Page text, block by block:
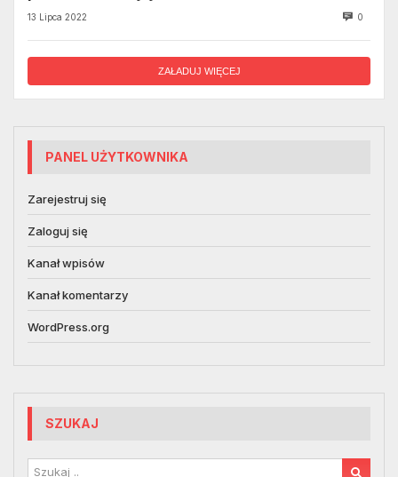
13 Lipca 2022 0
ZAŁADUJ WIĘCEJ
PANEL UŻYTKOWNIKA
Zarejestruj się
Zaloguj się
Kanał wpisów
Kanał komentarzy
WordPress.org
SZUKAJ